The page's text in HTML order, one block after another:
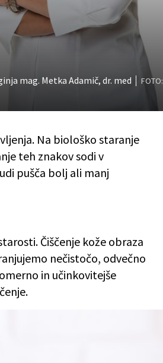
mag. Metka Adamič, dr. med
FOTO:
Na biološko staranje
teh znakov sodi v
pušča bolj ali manj
Čiščenje kože obraza
nečistočo, odvečno
in učinkovitejše